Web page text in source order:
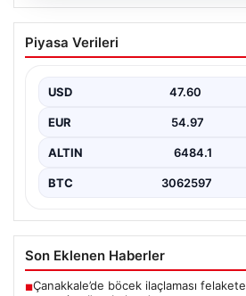
05.08.2026
Altın fiyatları canlı 8
fiyatları ne kadar oldu?
fiyatları
Piyasa Verileri
USD 47.60
EUR 54.97
ALTIN 6484.1
BTC 3062597
Son Eklenen Haberler
■Çanakkale’de böcek ilaçlaması